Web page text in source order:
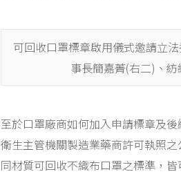
可回收口罩標章啟用儀式邀請立
事長簡嘉菁(右二)、
至於口罩廠商如何加入申請標章及
衛生主管機關製造業藥商許可執照
同材質可回收不織布口罩之標準，